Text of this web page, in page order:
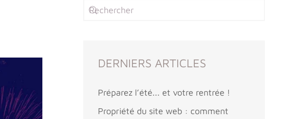
DERNIERS ARTICLES
Préparez l’été... et votre rentrée !
Propriété du site web : comment